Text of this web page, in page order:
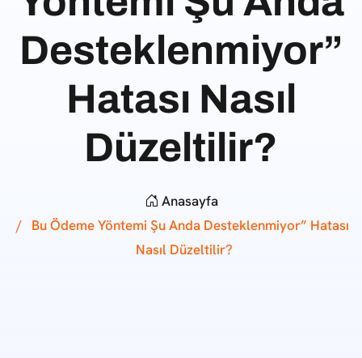
Desteklenmiyor”
Hatası Nasıl
Düzeltilir?
Anasayfa
Bu Ödeme Yöntemi Şu Anda Desteklenmiyor” Hatası
Nasıl Düzeltilir?